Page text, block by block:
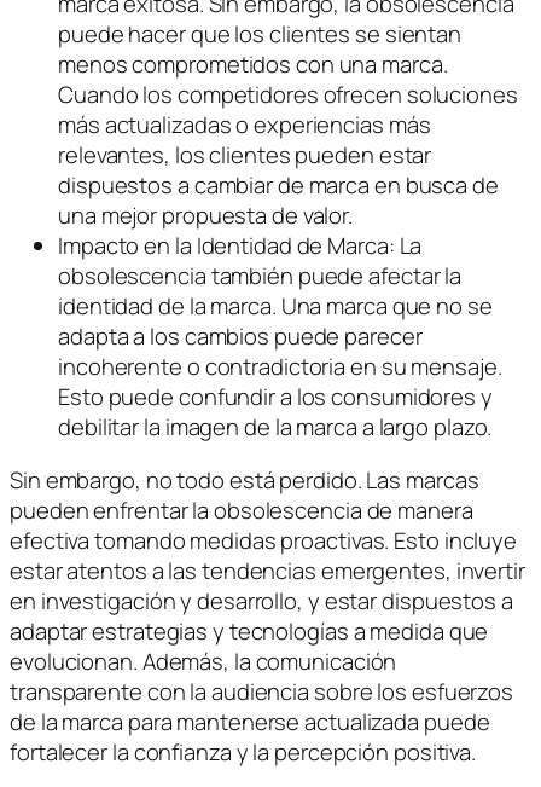
puede hacer que los clientes se sientan
menos comprometidos con una marca.
Cuando los competidores ofrecen soluciones
más actualizadas o experiencias más
relevantes, los clientes pueden estar
dispuestos a cambiar de marca en busca de
una mejor propuesta de valor.
Impacto en la Identidad de Marca: La
obsolescencia también puede afectar la
identidad de la marca. Una marca que no se
adapta a los cambios puede parecer
incoherente o contradictoria en su mensaje.
Esto puede confundir a los consumidores y
debilitar la imagen de la marca a largo plazo.
Sin embargo, no todo está perdido. Las marcas
pueden enfrentar la obsolescencia de manera
efectiva tomando medidas proactivas. Esto incluye
estar atentos a las tendencias emergentes, invertir
en investigación y desarrollo, y estar dispuestos a
adaptar estrategias y tecnologías a medida que
evolucionan. Además, la comunicación
transparente con la audiencia sobre los esfuerzos
de la marca para mantenerse actualizada puede
fortalecer la confianza y la percepción positiva.